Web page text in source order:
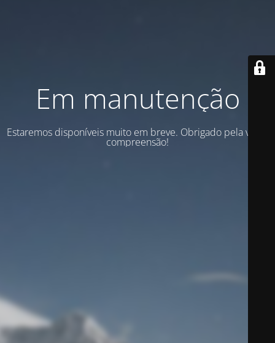
Em manutenção
Estaremos disponíveis muito em breve. Obrigado pela vossa
compreensão!